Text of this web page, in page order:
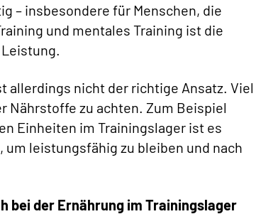
– insbesondere für Menschen, die
und mentales Training ist die
allerdings nicht der richtige Ansatz. Viel
Nährstoffe zu achten. Zum Beispiel
Einheiten im Trainingslager ist es
um leistungsfähig zu bleiben und nach
bei der Ernährung im Trainingslager